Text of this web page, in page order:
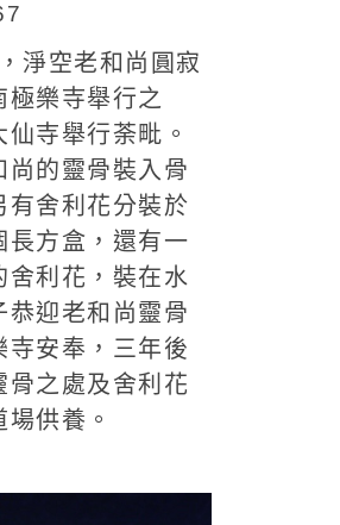
淨空老和尚圓寂
極樂寺舉行之
寺舉行荼毗。
尚的靈骨裝入骨
有舍利花分裝於
長方盒，還有一
舍利花，裝在水
恭迎老和尚靈骨
寺安奉，三年後
骨之處及舍利花
供養。